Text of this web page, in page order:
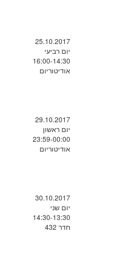
25.10.2017
יום רביעי
16:00-14:30
אודיטוריום
29.10.2017
יום ראשון
23:59-00:00
אודיטוריום
30.10.2017
יום שני
14:30-13:30
חדר 432